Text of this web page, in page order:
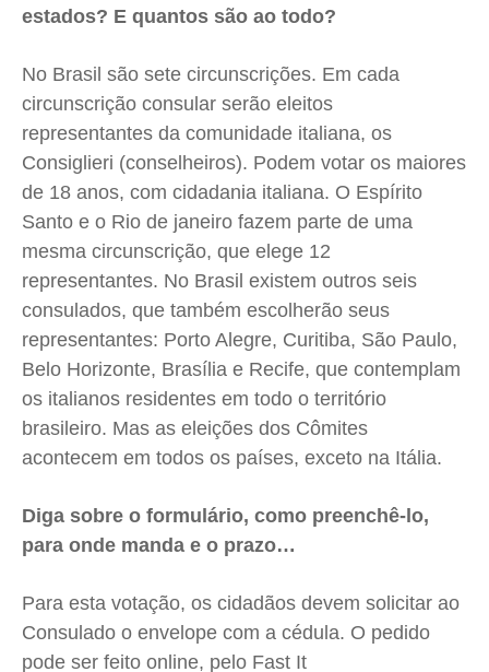
estados? E quantos são ao todo?
No Brasil são sete circunscrições. Em cada
circunscrição consular serão eleitos
representantes da comunidade italiana, os
Consiglieri (conselheiros). Podem votar os maiores
de 18 anos, com cidadania italiana. O Espírito
Santo e o Rio de janeiro fazem parte de uma
mesma circunscrição, que elege 12
representantes. No Brasil existem outros seis
consulados, que também escolherão seus
representantes: Porto Alegre, Curitiba, São Paulo,
Belo Horizonte, Brasília e Recife, que contemplam
os italianos residentes em todo o território
brasileiro. Mas as eleições dos Cômites
acontecem em todos os países, exceto na Itália.
Diga sobre o formulário, como preenchê-lo,
para onde manda e o prazo…
Para esta votação, os cidadãos devem solicitar ao
Consulado o envelope com a cédula. O pedido
pode ser feito online, pelo Fast It